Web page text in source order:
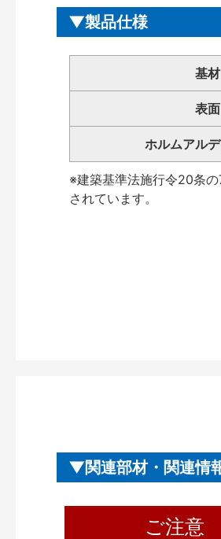
製品仕様
基材
表面
ホルムアル
※建築基準法施行令20条
されています。
関連部材・関連情
ご注意